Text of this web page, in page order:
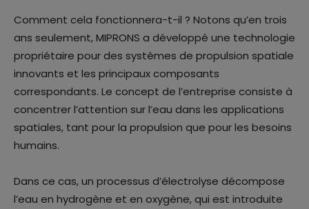
Comment cela fonctionnera-t-il ? Notons qu’en trois
ans seulement, MIPRONS a développé une technologie
propriétaire pour des systèmes de propulsion spatiale
innovants et les principaux composants
correspondants. Le concept de l’entreprise consiste à
concentrer l’attention sur l’eau dans les applications
spatiales, tant pour la propulsion que pour les besoins
humains.
Dans ce cas, un processus d’électrolyse décompose
l’eau en hydrogène et en oxygène, qui est introduite